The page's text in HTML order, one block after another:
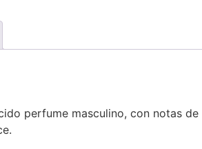
perfume masculino, con notas